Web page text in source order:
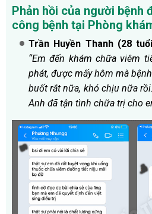
Phản hồi của người bệnh
công bệnh tại Phòng
Trần Huyền Thanh (28
“Em đến khám chữa viêm
phát, được mấy hôm mà
buốt rắt nữa, khó chịu nữa
Anh đã tận tình chữa trị cho